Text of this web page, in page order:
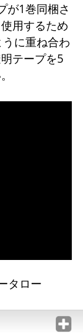
が1巻同梱さ
用するため
に重ね合わ
テープを5
タロー